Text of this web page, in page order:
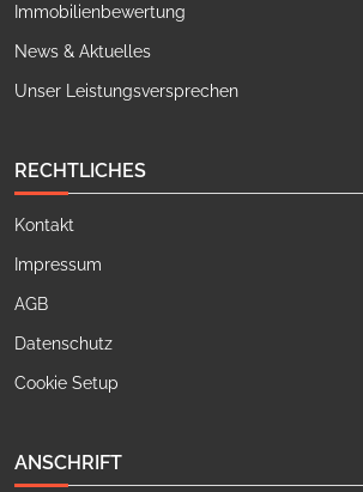
Immobilienbewertung
News & Aktuelles
Unser Leistungsversprechen
RECHTLICHES
Kontakt
Impressum
AGB
Datenschutz
Cookie Setup
ANSCHRIFT